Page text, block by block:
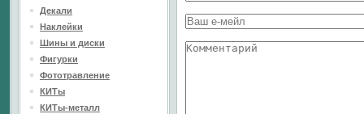
Декали
Наклейки
Шины и диски
Фигурки
Фототравление
КИТы
КИТы-металл